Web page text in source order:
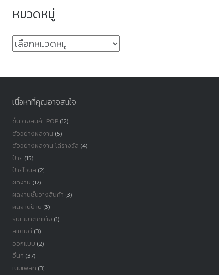
หมวดหมู่
หมวด
เนื้อหาที่คุณอาจสนใจ
ชั้นวางสินค้า POP(12)
ตัวอย่างผลงาน (5)
ตัวอย่างผลงาน โล่รางวัล (4)
ป้าย (15)
ป้ายไวนิล (2)
ผลงาน (17)
ผลงานชั้นวางสินค้า (3)
ผลงานป้าย (3)
รับเหมาตกแต้ง (1)
สแตนดี้(3)
ออกแบบ (2)
อื่นๆ (37)
เนมเพลท (3)